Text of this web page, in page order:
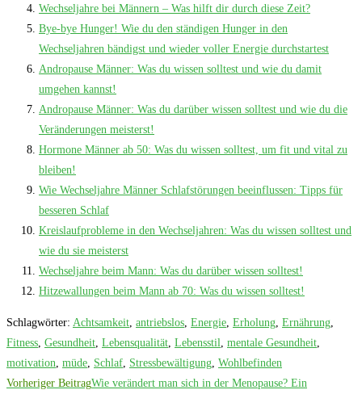
Wechseljahre bei Männern – Was hilft dir durch diese Zeit?
Bye-bye Hunger! Wie du den ständigen Hunger in den
Wechseljahren bändigst und wieder voller Energie durchstartest
Andropause Männer: Was du wissen solltest und wie du damit
umgehen kannst!
Andropause Männer: Was du darüber wissen solltest und wie du die
Veränderungen meisterst!
Hormone Männer ab 50: Was du wissen solltest, um fit und vital zu
bleiben!
Wie Wechseljahre Männer Schlafstörungen beeinflussen: Tipps für
besseren Schlaf
Kreislaufprobleme in den Wechseljahren: Was du wissen solltest und
wie du sie meisterst
Wechseljahre beim Mann: Was du darüber wissen solltest!
Hitzewallungen beim Mann ab 70: Was du wissen solltest!
Schlagwörter: Achtsamkeit, antriebslos, Energie, Erholung, Ernährung,
Fitness, Gesundheit, Lebensqualität, Lebensstil, mentale Gesundheit,
motivation, müde, Schlaf, Stressbewältigung, Wohlbefinden
Weitere
Vorheriger BeitragWie verändert man sich in der Menopause? Ein